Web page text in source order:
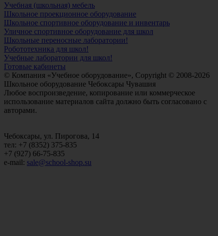
Учебная (школьная) мебель
Школьное проекционное оборудование
Школьное спортивное оборудование и инвентарь
Уличное спортивное оборудование для школ
Школьные переносные лаборатории!
Робототехника для школ!
Учебные лаборатории для школ!
Готовые кабинеты
© Компания «Учебное оборудование», Copyright © 2008-2026
Школьное оборудование Чебоксары Чувашия
Любое воспроизведение, копирование или коммерческое
использование материалов сайта должно быть согласовано с
авторами.
Чебоксары, ул. Пирогова, 14
тел: +7 (8352) 375-835
+7 (927) 66-75-835
e-mail: sale@school-shop.su